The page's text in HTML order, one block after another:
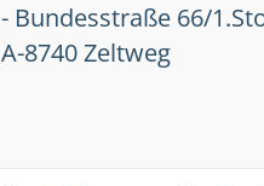
- Bundesstraße 66/
A-8740 Zeltweg